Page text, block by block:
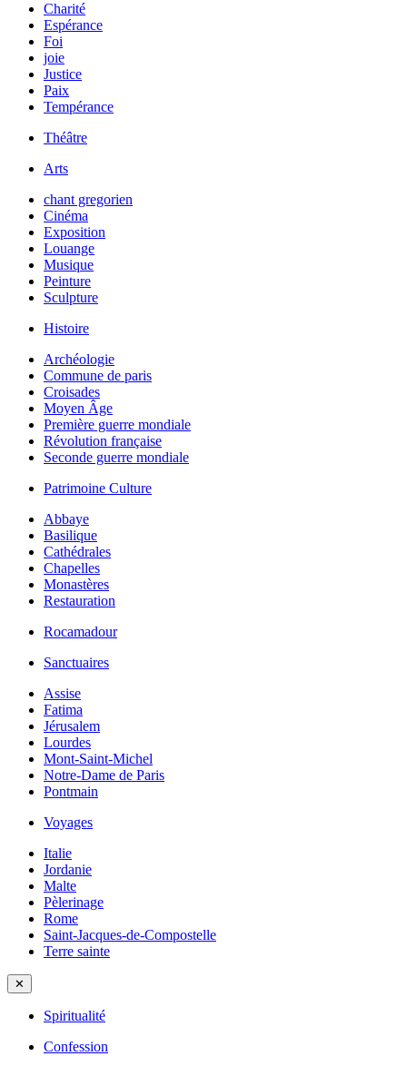
Charité
Espérance
Foi
joie
Justice
Paix
Tempérance
Théâtre
Arts
chant gregorien
Cinéma
Exposition
Louange
Musique
Peinture
Sculpture
Histoire
Archéologie
Commune de paris
Croisades
Moyen Âge
Première guerre mondiale
Révolution française
Seconde guerre mondiale
Patrimoine Culture
Abbaye
Basilique
Cathédrales
Chapelles
Monastères
Restauration
Rocamadour
Sanctuaires
Assise
Fatima
Jérusalem
Lourdes
Mont-Saint-Michel
Notre-Dame de Paris
Pontmain
Voyages
Italie
Jordanie
Malte
Pèlerinage
Rome
Saint-Jacques-de-Compostelle
Terre sainte
✕
Spiritualité
Confession